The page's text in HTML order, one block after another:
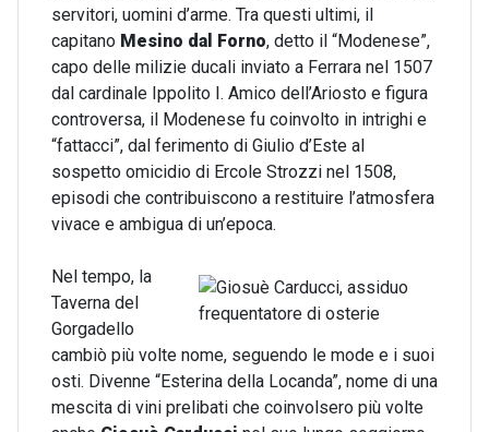
servitori, uomini d’arme. Tra questi ultimi, il
capitano Mesino dal Forno, detto il “Modenese”,
capo delle milizie ducali inviato a Ferrara nel 1507
dal cardinale Ippolito I. Amico dell’Ariosto e figura
controversa, il Modenese fu coinvolto in intrighi e
“fattacci”, dal ferimento di Giulio d’Este al
sospetto omicidio di Ercole Strozzi nel 1508,
episodi che contribuiscono a restituire l’atmosfera
vivace e ambigua di un’epoca.
Nel tempo, la
Taverna del
Gorgadello
cambiò più volte nome, seguendo le mode e i suoi
osti. Divenne “Esterina della Locanda”, nome di una
mescita di vini prelibati che coinvolsero più volte